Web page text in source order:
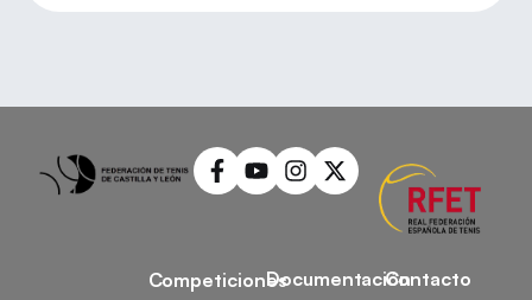
CompeticionesDocumentaciónContacto